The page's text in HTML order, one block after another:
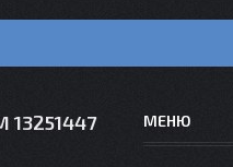
13251447